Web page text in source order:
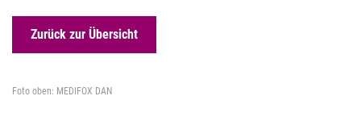
Zurück zur Übersicht
Foto oben: MEDIFOX DAN